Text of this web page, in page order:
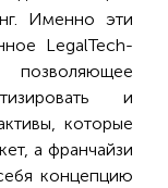
Именно эти
LegalTech-
и
которые
а франчайзи
концепцию